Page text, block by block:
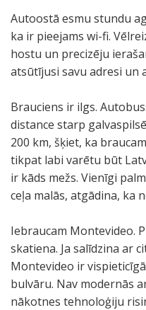
Autoostā esmu stundu
ka ir pieejams wi-fi.
hostu un precizēju
atsūtījusi savu adresi un
Brauciens ir ilgs.
distance starp
200 km, šķiet, ka
tikpat labi varētu būt
ir kāds mežs. Vienīgi
ceļa malās, atgādina, ka
Iebraucam Montevideo.
skatiena. Ja salīdzina ar
Montevideo ir
bulvāru. Nav modernās
nākotnes tehnoloģiju